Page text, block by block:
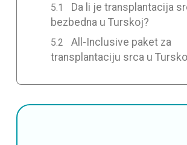
Da li je transplantacija
bezbedna u Turskoj?
All-Inclusive paket za
transplantaciju srca u